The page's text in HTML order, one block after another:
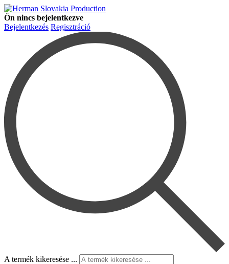
Ön nincs bejelentkezve
Bejelentkezés Regisztráció
A termék kikeresése ...